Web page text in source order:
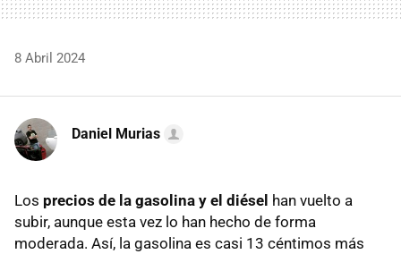
8 Abril 2024
Daniel Murias
Los precios de la gasolina y el diésel han vuelto a
subir, aunque esta vez lo han hecho de forma
moderada. Así, la gasolina es casi 13 céntimos más